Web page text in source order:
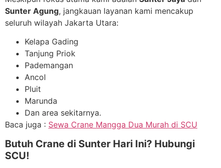
Sunter Agung, jangkauan layanan kami mencakup
seluruh wilayah Jakarta Utara:
Kelapa Gading
Tanjung Priok
Pademangan
Ancol
Pluit
Marunda
Dan area sekitarnya.
Baca juga : Sewa Crane Mangga Dua Murah di SCU
Butuh Crane di Sunter Hari Ini? Hubungi
SCU!